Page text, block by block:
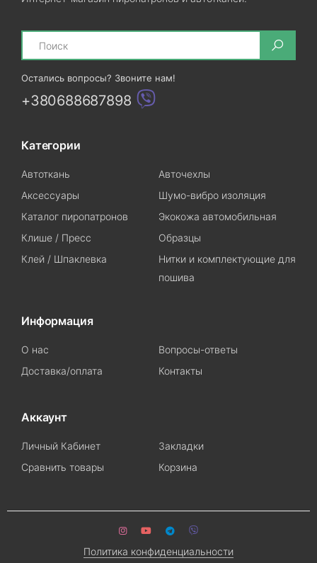
Search
Остались вопросы? Звоните нам!
+380688687898
Категории
Автоткань
Авточехлы
Аксессуары
Шумо-вибро изоляция
Каталог пиропатронов
Экокожа автомобильная
Клише / Пресс
Образцы
Клей / Шпаклевка
Нитки и комплектующие для
пошива
Информация
О нас
Вопросы-ответы
Доставка/оплата
Контакты
Аккаунт
Личный Кабинет
Закладки
Сравнить товары
Корзина
Политика конфиденциальности